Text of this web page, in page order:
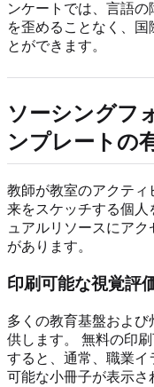
ンケートでは、言語
を歪めることなく、
とができます。
ソーシングフ
ンプレートの
教師が教室のアクテ
来をスケッチする個
ュアルリソースにア
があります。
印刷可能な視覚評
多くの教育基盤および
供します。 無料の印
すると、通常、職業イ
可能な小冊子が表示さ